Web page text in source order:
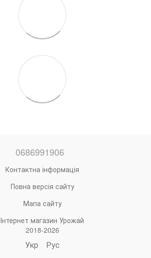
0686991906
Контактна інформація
Повна версія сайту
Мапа сайту
Інтернет магазин Урожай
2018-2026
Укр Рус